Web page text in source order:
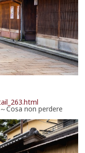
Cosa non perdere